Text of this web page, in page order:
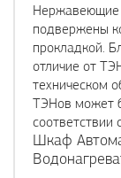
Нержавеющие
подвержены
прокладкой.
отличие от
техническом
ТЭНов может
соответствии
Шкаф